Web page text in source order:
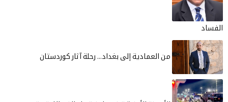
من العمادية إلى بغداد... رحلة آثار كوردستان